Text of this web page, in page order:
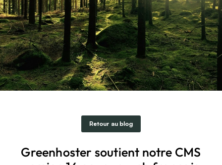
Retour au blog
Greenhoster soutient notre CMS